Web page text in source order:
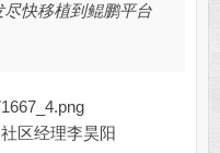
快移植到鲲鹏平台
区经理李昊阳